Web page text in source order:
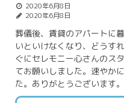
2020年6月8日
2020年6月8日
葬儀後、賃貸のアパートに
いといけなくなり、どうす
ぐにセレモニー心さんのス
てお願いしました。速やか
た。ありがとうございます。